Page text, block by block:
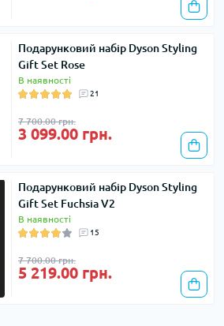
Подарунковий набір Dyson Styling
Gift Set Rose
В наявності
21
7 700.00 грн.
3 099.00 грн.
Подарунковий набір Dyson Styling
Gift Set Fuchsia V2
В наявності
15
7 700.00 грн.
5 219.00 грн.